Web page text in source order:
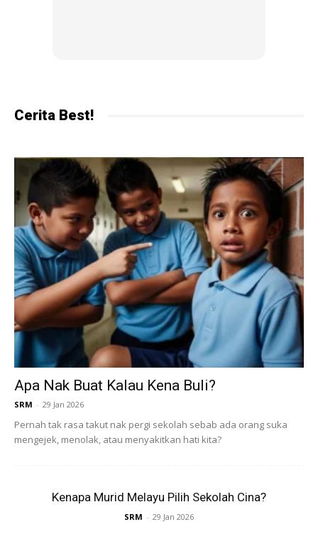
1. Memperbaiki pemprosesan saraf dan deria dalam
Menunggang kuda dapat memberi manfaat kepada kanak-
kanak yang mengalami gangguan pemprosesan deria
seperti autisme dan Gangguan Perhatian Defisit Hiperaktif
Gangguan (ADHD).
Aktiviti ini terbukti mampu membantu memperbaiki
pemprosesan saraf dan deria dalam otak.
2. Perkembangan kognitif dan bahasa
Selain itu, terapi menunggang kuda juga didapati memberi
manfaat kepada perkembangan kognitif dan bahasa
kanak-kanak berkeperluan khas seperti autisme serta
masalah intelek.
Cerita Best!
Apa Nak Buat Kalau Kena Buli?
SRM - 29 Jan 2026
Pernah tak rasa takut nak pergi sekolah sebab ada orang suka
mengejek, menolak, atau menyakitkan hati kita?
Kenapa Murid Melayu Pilih Sekolah Cina?
SRM - 29 Jan 2026